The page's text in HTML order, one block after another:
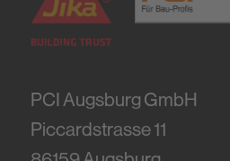
PCI Augsburg GmbH
Piccardstrasse 11